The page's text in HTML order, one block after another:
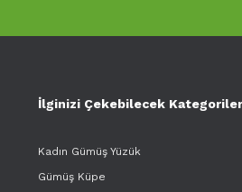
İlginizi Çekebilecek Kategoriler
Kadın Gümüş Yüzük
Gümüş Küpe